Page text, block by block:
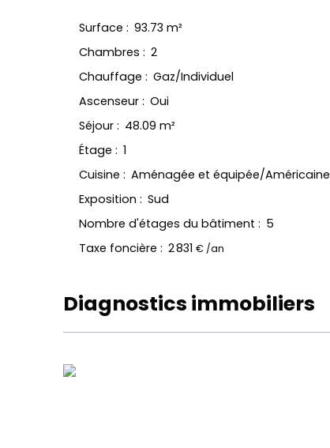
Surface : 93.73 m²
Chambres : 2
Chauffage : Gaz/Individuel
Ascenseur : Oui
Séjour : 48.09 m²
Étage : 1
Cuisine : Aménagée et équipée/Américaine
Exposition : Sud
Nombre d'étages du bâtiment : 5
Taxe foncière : 2 831 € /an
Diagnostics immobiliers